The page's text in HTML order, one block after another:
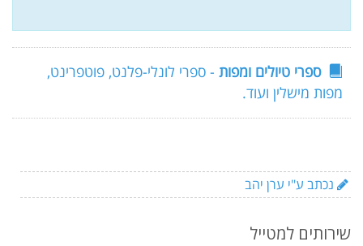
ספרי טיולים ומפות - ספרי לונלי-פלנט, פוטפרינט,
מפות מישלין ועוד.
נכתב ע"י ערן יהב
שירותים למטייל